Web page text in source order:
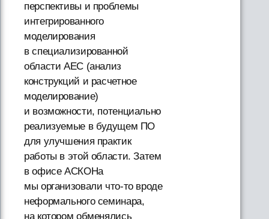
перспективы и проблемы
интегрированного
моделирования
в специализированной
области AEC (анализ
конструкций и расчетное
моделирование)
и возможности, потенциально
реализуемые в будущем ПО
для улучшения практик
работы в этой области. Затем
в офисе АСКОНа
мы организовали что-то вроде
неформального семинара,
на котором обменялись